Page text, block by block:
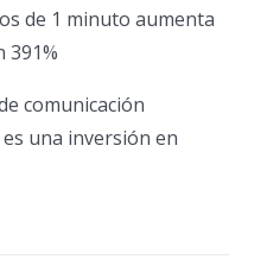
de 1 minuto aumenta
391%
comunicación
una inversión en